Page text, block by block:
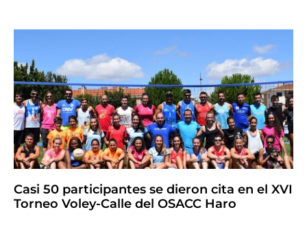
Casi 50 participantes se dieron cita en el XVI
Torneo Voley-Calle del OSACC Haro